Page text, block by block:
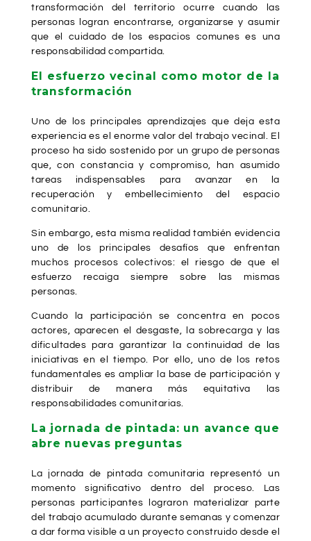
transformación del territorio ocurre cuando las
personas logran encontrarse, organizarse y asumir
que el cuidado de los espacios comunes es una
responsabilidad compartida.
El esfuerzo vecinal como motor de la
transformación
Uno de los principales aprendizajes que deja esta
experiencia es el enorme valor del trabajo vecinal. El
proceso ha sido sostenido por un grupo de personas
que, con constancia y compromiso, han asumido
tareas indispensables para avanzar en la
recuperación y embellecimiento del espacio
comunitario.
Sin embargo, esta misma realidad también evidencia
uno de los principales desafíos que enfrentan
muchos procesos colectivos: el riesgo de que el
esfuerzo recaiga siempre sobre las mismas
personas.
Cuando la participación se concentra en pocos
actores, aparecen el desgaste, la sobrecarga y las
dificultades para garantizar la continuidad de las
iniciativas en el tiempo. Por ello, uno de los retos
fundamentales es ampliar la base de participación y
distribuir de manera más equitativa las
responsabilidades comunitarias.
La jornada de pintada: un avance que
abre nuevas preguntas
La jornada de pintada comunitaria representó un
momento significativo dentro del proceso. Las
personas participantes lograron materializar parte
del trabajo acumulado durante semanas y comenzar
a dar forma visible a un proyecto construido desde el